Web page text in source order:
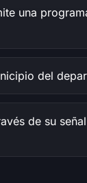
una
del
de su